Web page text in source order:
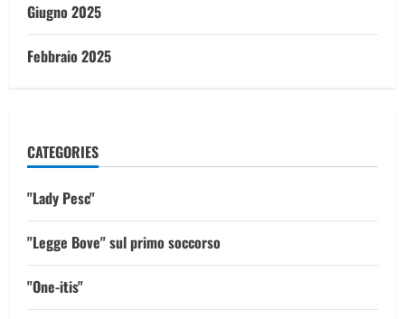
Giugno 2025
Febbraio 2025
CATEGORIES
"Lady Pesc"
"Legge Bove" sul primo soccorso
"One-itis"